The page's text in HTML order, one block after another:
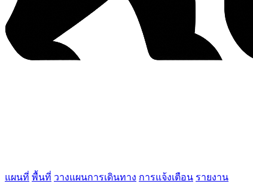
แผนที่ พื้นที่ วางแผนการเดินทาง การแจ้งเตือน รายงาน